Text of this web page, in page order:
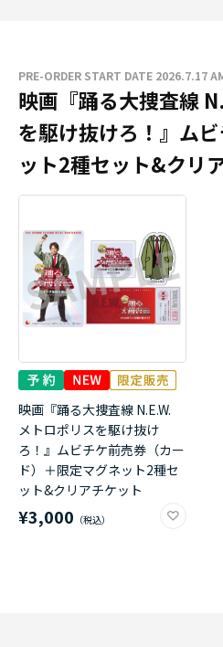
PRE-ORDER START DATE 2026.7.17
映画『踊る大捜査線
を駆け抜けろ！』ム
ット2種セット&クリ
映画『踊る大捜査線 N.E.W.
メトロポリスを駆け抜け
ろ！』ムビチケ前売券（カー
ド）＋限定マグネット2種セ
ット&クリアチケット
¥3,000